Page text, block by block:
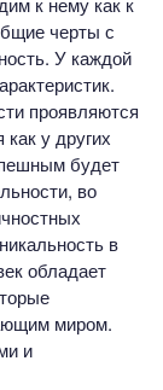
черты с
У каждой
проявляются
у других
будет
во
в
обладает
миром.
и